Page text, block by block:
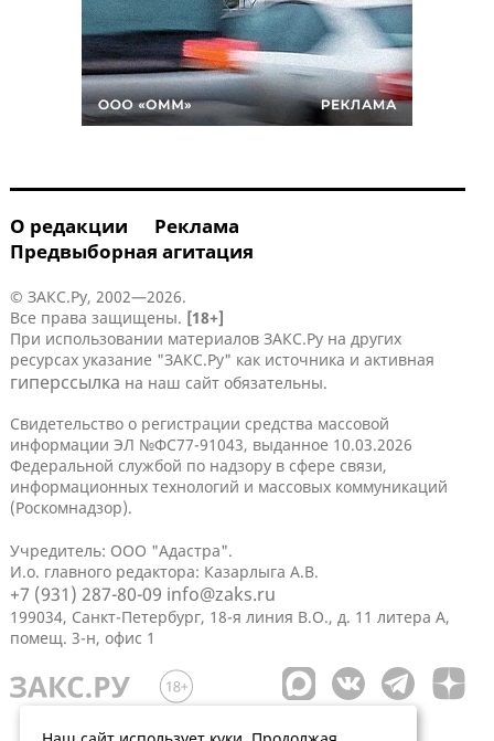
О редакции
Реклама
Предвыборная агитация
© ЗАКС.Ру, 2002—2026.
Все права защищены. [18+]
При использовании материалов ЗАКС.Ру на других
ресурсах указание "ЗАКС.Ру" как источника и активная
гиперссылка на наш сайт обязательны.
Свидетельство о регистрации средства массовой
информации ЭЛ №ФС77-91043, выданное 10.03.2026
Федеральной службой по надзору в сфере связи,
информационных технологий и массовых коммуникаций
(Роскомнадзор).
Учредитель: ООО "Адастра".
И.о. главного редактора: Казарлыга А.В.
+7 (931) 287-80-09 info@zaks.ru
199034, Санкт-Петербург, 18-я линия В.О., д. 11 литера А,
помещ. 3-н, офис 1